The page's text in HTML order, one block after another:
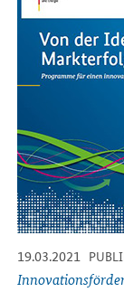
19.03.2021 -